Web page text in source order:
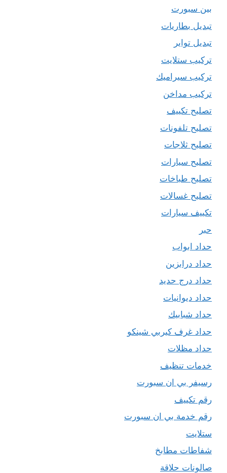
بين سبورت
تبديل بطاريات
تبديل تواير
تركيب ستلايت
تركيب سيراميك
تركيب مداخن
تصليح تكييف
تصليح تلفونات
تصليح ثلاجات
تصليح سيارات
تصليح طباخات
تصليح غسالات
تكييف سيارات
حبر
حداد ابواب
حداد درابزين
حداد درج حديد
حداد ديوانيات
حداد شبابيك
حداد غرف كيربي شينكو
حداد مظلات
خدمات تنظيف
رسيفر بي ان سبورت
رقم تكييف
رقم خدمة بي ان سبورت
ستلايت
شفاطات مطابخ
صالونات حلاقة